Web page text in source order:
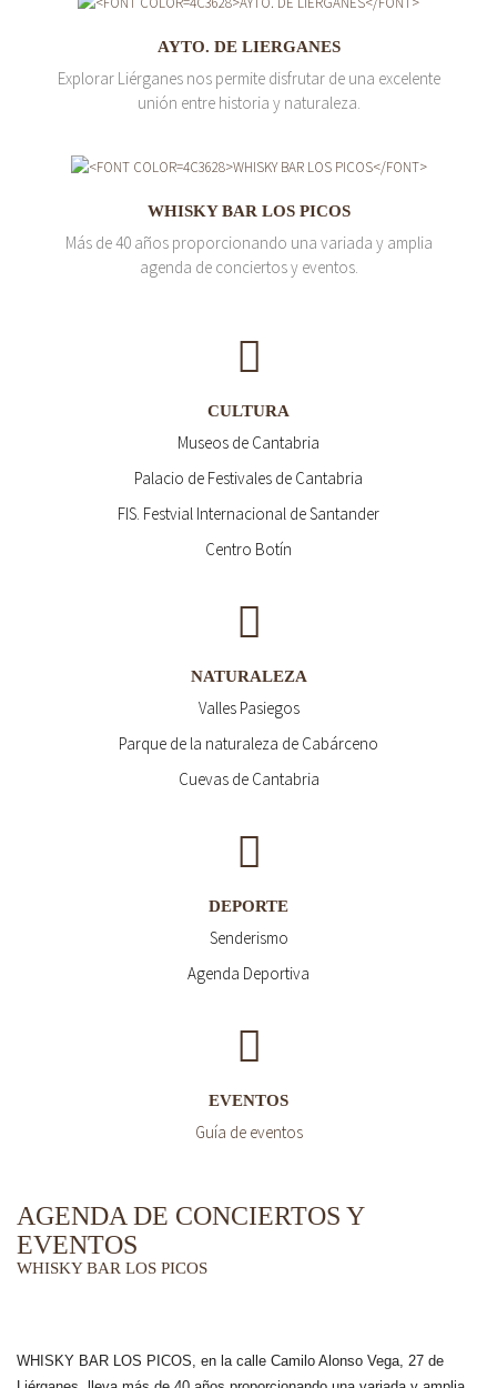
AYTO. DE LIERGANES
Explorar Liérganes nos permite disfrutar de una excelente
unión entre historia y naturaleza.
WHISKY BAR LOS PICOS
Más de 40 años proporcionando una variada y amplia
agenda de conciertos y eventos.
CULTURA
Museos de Cantabria
Palacio de Festivales de Cantabria
FIS. Festvial Internacional de Santander
Centro Botín
NATURALEZA
Valles Pasiegos
Parque de la naturaleza de Cabárceno
Cuevas de Cantabria
DEPORTE
Senderismo
Agenda Deportiva
EVENTOS
Guía de eventos
AGENDA DE CONCIERTOS Y
EVENTOS
WHISKY BAR LOS PICOS
WHISKY BAR LOS PICOS, en la calle Camilo Alonso Vega, 27 de